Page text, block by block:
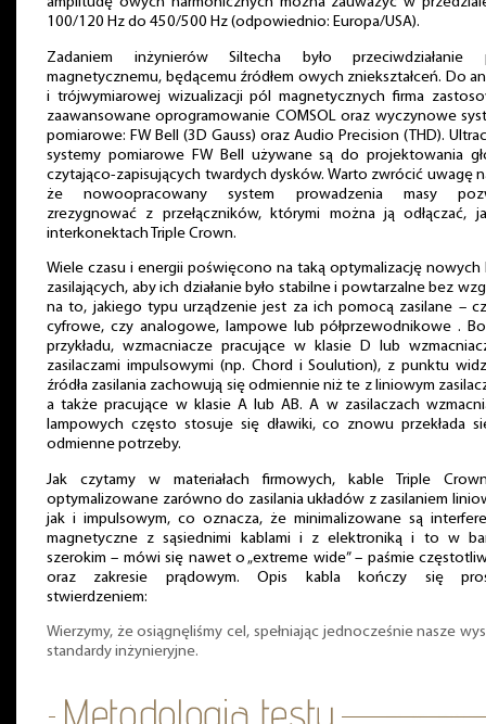
100/120 Hz do 450/500 Hz (odpowiednio: Europa/USA).
Zadaniem inżynierów Siltecha było przeciwdziałanie
magnetycznemu, będącemu źródłem owych zniekształceń. Do
i trójwymiarowej wizualizacji pól magnetycznych firma
zaawansowane oprogramowanie COMSOL oraz wyczynowe
pomiarowe: FW Bell (3D Gauss) oraz Audio Precision (THD).
systemy pomiarowe FW Bell używane są do projektowania
czytająco-zapisujących twardych dysków. Warto zwrócić uwagę
że nowoopracowany system prowadzenia masy
zrezygnować z przełączników, którymi można ją odłączać,
interkonektach Triple Crown.
Wiele czasu i energii poświęcono na taką optymalizację nowych
zasilających, aby ich działanie było stabilne i powtarzalne bez
na to, jakiego typu urządzenie jest za ich pomocą zasilane –
cyfrowe, czy analogowe, lampowe lub półprzewodnikowe .
przykładu, wzmacniacze pracujące w klasie D lub
zasilaczami impulsowymi (np. Chord i Soulution), z punktu
źródła zasilania zachowują się odmiennie niż te z liniowym
a także pracujące w klasie A lub AB. A w zasilaczach
lampowych często stosuje się dławiki, co znowu przekłada
odmienne potrzeby.
Jak czytamy w materiałach firmowych, kable Triple
optymalizowane zarówno do zasilania układów z zasilaniem
jak i impulsowym, co oznacza, że minimalizowane są
magnetyczne z sąsiednimi kablami i z elektroniką i to w
szerokim – mówi się nawet o „extreme wide” – paśmie
oraz zakresie prądowym. Opis kabla kończy się
stwierdzeniem:
Wierzymy, że osiągnęliśmy cel, spełniając jednocześnie nasze
standardy inżynieryjne.